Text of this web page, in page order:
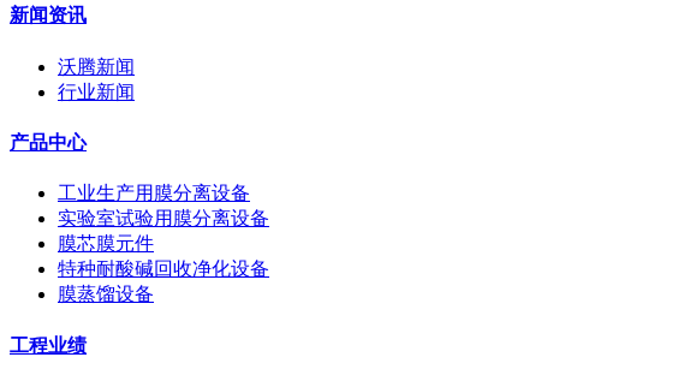
新闻资讯
沃腾新闻
行业新闻
产品中心
工业生产用膜分离设备
实验室试验用膜分离设备
膜芯膜元件
特种耐酸碱回收净化设备
膜蒸馏设备
工程业绩